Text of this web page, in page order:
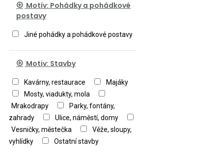
Motív: Pohádky a pohádkové
postavy
Jiné pohádky a pohádkové postavy
Motiv: Stavby
Kavárny, restaurace
Majáky
Mosty, viadukty, mola
Mrakodrapy
Parky, fontány,
zahrady
Ulice, náměstí, domy
Vesničky, městečka
Věže, sloupy,
vyhlídky
Ostatní stavby